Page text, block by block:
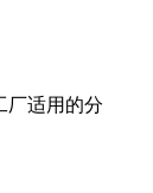
厂适用的分